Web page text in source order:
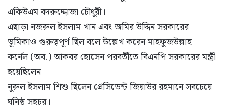
একিউএম বদরুদ্দোজা চৌধুরী।
এছাড়া নজরুল ইসলাম খান এবং জমির উদ্দিন সরকারের
ভূমিকাও গুরুত্বপূর্ণ ছিল বলে উল্লেখ করেন মাহফুজউল্লাহ।
কর্নেল (অব.) আকবর হোসেন পরবর্তীতে বিএনপি সরকারের মন্ত্রী
হয়েছিলেন।
নুরুল ইসলাম শিশু ছিলেন প্রেসিডেন্ট জিয়াউর রহমানে সবচেয়ে
ঘনিষ্ঠ সহচর।